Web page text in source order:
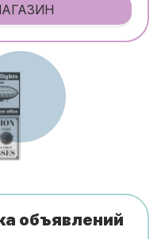
объявлений